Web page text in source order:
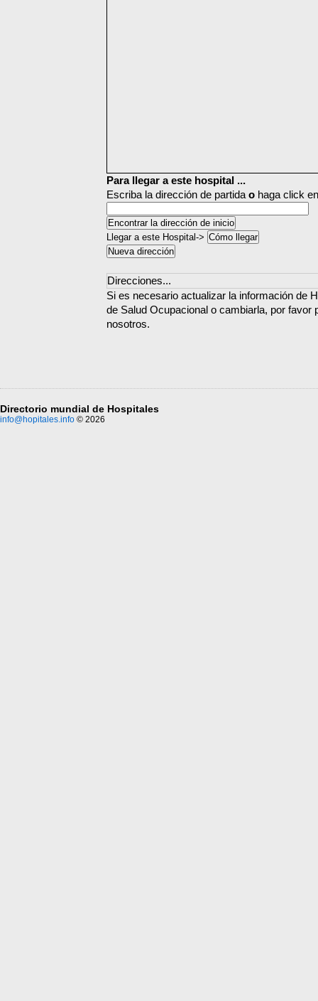
Para llegar a este hospital ...
Escriba la dirección de partida o haga click
Llegar a este Hospital->
Direcciones...
Si es necesario actualizar la información de
de Salud Ocupacional o cambiarla, por favor
nosotros.
Directorio mundial de Hospitales
info@hopitales.info © 2026